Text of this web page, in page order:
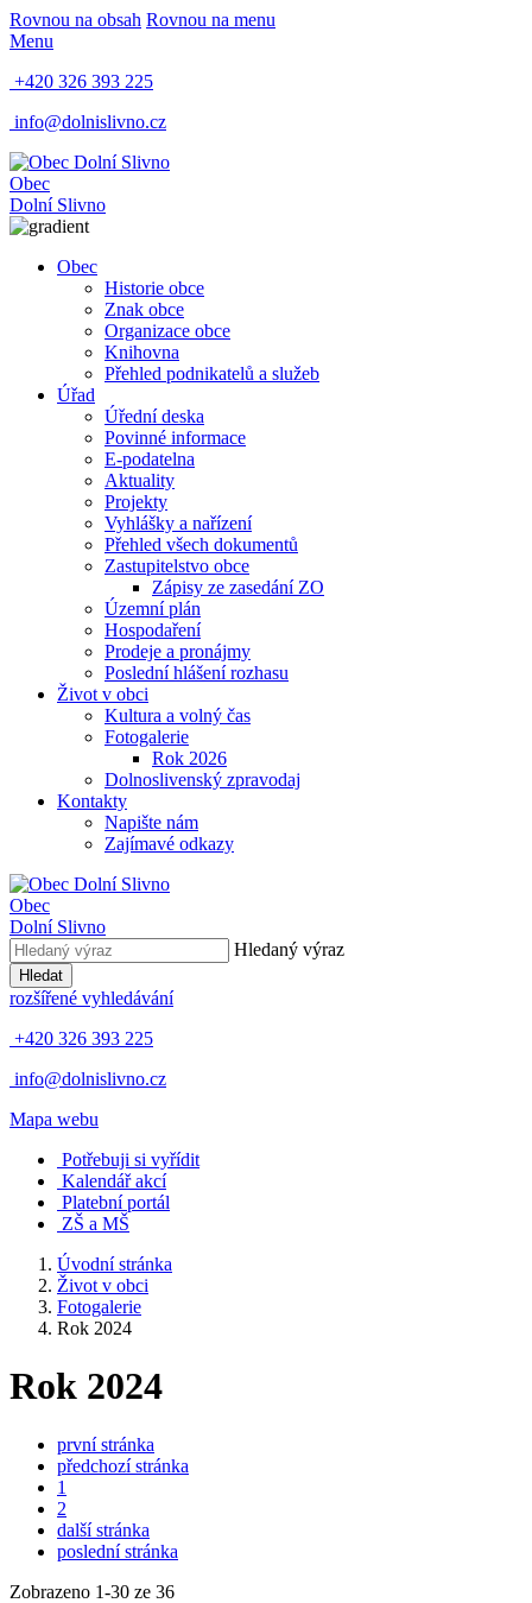
Rovnou na obsah Rovnou na menu
Menu
+420 326 393 225
info@dolnislivno.cz
Obec
Dolní Slivno
Obec
Historie obce
Znak obce
Organizace obce
Knihovna
Přehled podnikatelů a služeb
Úřad
Úřední deska
Povinné informace
E-podatelna
Aktuality
Projekty
Vyhlášky a nařízení
Přehled všech dokumentů
Zastupitelstvo obce
Zápisy ze zasedání ZO
Územní plán
Hospodaření
Prodeje a pronájmy
Poslední hlášení rozhasu
Život v obci
Kultura a volný čas
Fotogalerie
Rok 2026
Dolnoslivenský zpravodaj
Kontakty
Napište nám
Zajímavé odkazy
Obec
Dolní Slivno
Hledaný výraz
Hledat
rozšířené vyhledávání
+420 326 393 225
info@dolnislivno.cz
Mapa webu
Potřebuji si vyřídit
Kalendář akcí
Platební portál
ZŠ a MŠ
Úvodní stránka
Život v obci
Fotogalerie
Rok 2024
Rok 2024
první stránka
předchozí stránka
1
2
další stránka
poslední stránka
Zobrazeno 1-30 ze 36